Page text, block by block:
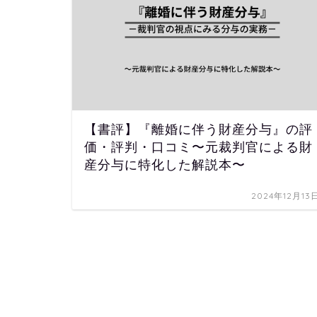
【書評】『離婚に伴う財産分与』の評
価・評判・口コミ〜元裁判官による財
産分与に特化した解説本〜
2024年12月13